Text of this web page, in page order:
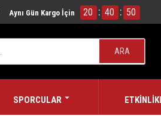
Aynı Gün Kargo İçin 20 : 40 : 49
ARA
SPORCULAR